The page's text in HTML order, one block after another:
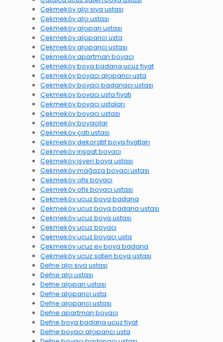
Çekmeköy alçı sıva ustası
Çekmeköy alçı ustası
Çekmeköy alçıpan ustası
Çekmeköy alçıpancı usta
Çekmeköy alçıpancı ustası
Çekmeköy apartman boyacı
Çekmeköy boya badana ucuz fiyat
Çekmeköy boyacı alçıpancı usta
Çekmeköy boyacı badanacı ustası
Çekmeköy boyacı usta fiyatı
Çekmeköy boyacı ustaları
Çekmeköy boyacı ustası
Çekmeköy boyacılar
Çekmeköy çatı ustası
Çekmeköy dekoratif boya fiyatları
Çekmeköy inşaat boyacı
Çekmeköy işyeri boya ustası
Çekmeköy mağaza boyacı ustası
Çekmeköy ofis boyacı
Çekmeköy ofis boyacı ustası
Çekmeköy ucuz boya badana
Çekmeköy ucuz boya badana ustası
Çekmeköy ucuz boya ustası
Çekmeköy ucuz boyacı
Çekmeköy ucuz boyacı usta
Çekmeköy ucuz ev boya badana
Çekmeköy ucuz saten boya ustası
Defne alçı sıva ustası
Defne alçı ustası
Defne alçıpan ustası
Defne alçıpancı usta
Defne alçıpancı ustası
Defne apartman boyacı
Defne boya badana ucuz fiyat
Defne boyacı alçıpancı usta